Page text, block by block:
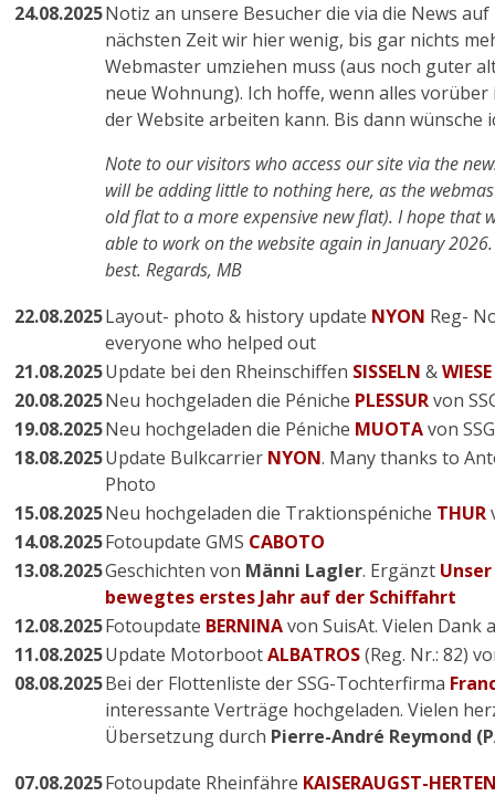
24.08.2025Notiz an unsere Besucher die via die News
nächsten Zeit wir hier wenig, bis gar nichts
Webmaster umziehen muss (aus noch guter
neue Wohnung). Ich hoffe, wenn alles vorüber
der Website arbeiten kann. Bis dann wünsche
Note to our visitors who access our site via the
will be adding little to nothing here, as the
old flat to a more expensive new flat). I hope that
able to work on the website again in January
best. Regards, MB
22.08.2025Layout- photo & history update NYON Reg-
everyone who helped out
21.08.2025Update bei den Rheinschiffen SISSELN &WIESE
20.08.2025Neu hochgeladen die Péniche PLESSURvon
19.08.2025Neu hochgeladen die Péniche MUOTAvon
18.08.2025Update Bulkcarrier NYON. Many thanks to
Photo
15.08.2025Neu hochgeladen die Traktionspéniche THUR
14.08.2025Fotoupdate GMS CABOTO
13.08.2025Geschichten von Männi Lagler. Ergänzt
bewegtes erstes Jahr auf der Schiffahrt
12.08.2025Fotoupdate BERNINAvon SuisAt. Vielen Dank
11.08.2025Update MotorbootALBATROS(Reg. Nr.: 82)
08.08.2025Bei der Flottenliste der SSG-Tochterfirma
interessante Verträge hochgeladen. Vielen
Übersetzung durch Pierre-André Reymond
07.08.2025Fotoupdate Rheinfähre KAISERAUGST-